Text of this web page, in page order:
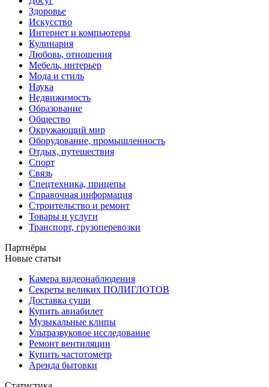
Здоровье
Искусство
Интернет и компьютеры
Кулинария
Любовь, отношения
Мебель, интерьер
Мода и стиль
Наука
Недвижимость
Образование
Общество
Окружающий мир
Оборудование, промышленность
Отдых, путешествия
Спорт
Связь
Спецтехника, прицепы
Справочная информация
Строительство и ремонт
Товары и услуги
Транспорт, грузоперевозки
Партнёры
Новые статьи
Камера видеонаблюдения
Секреты великих ПОЛИГЛОТОВ
Доставка суши
Купить авиабилет
Музыкальные клипы
Ультразвуковое исследование
Ремонт вентиляции
Купить частотометр
Аренда бытовки